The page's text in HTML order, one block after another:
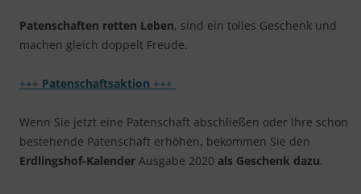
Patenschaften retten Leben, sind ein tolles Geschenk und
machen gleich doppelt Freude.
+++ Patenschaftsaktion +++
Wenn Sie jetzt eine Patenschaft abschließen oder Ihre schon
bestehende Patenschaft erhöhen, bekommen Sie den
Erdlingshof-Kalender Ausgabe 2020 als Geschenk dazu.